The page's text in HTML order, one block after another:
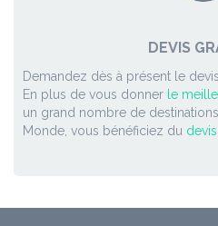
DEVIS
Demandez dès à présent le
En plus de vous donner le
un grand nombre de
Monde, vous bénéficiez du